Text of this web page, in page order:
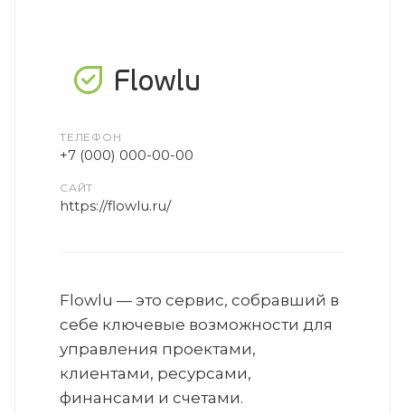
ТЕЛЕФОН
+7 (000) 000-00-00
САЙТ
https://flowlu.ru/
Flowlu — это сервис, собравший в
себе ключевые возможности для
управления проектами,
клиентами, ресурсами,
финансами и счетами.